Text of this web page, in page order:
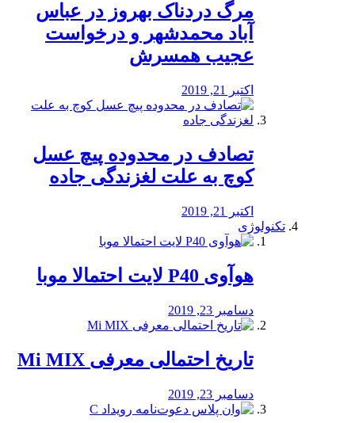
مرگ دردناک بهروز در عباس
آباد محمدشهر و درخواست
عجیب همسرش
اکتبر 21, 2019
تصادف در محدوده پیچ عسل
کوچ به علت لغزندگی جاده
اکتبر 21, 2019
تکنولوژی
هوآوی P40 لایت احتمالا موبا
دسامبر 23, 2019
تاریخ احتمالی معرفی Mi MIX
دسامبر 23, 2019